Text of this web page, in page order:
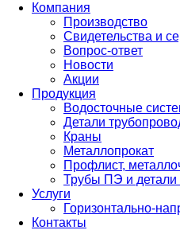
Компания
Производство
Свидетельства и
Вопрос-ответ
Новости
Акции
Продукция
Водосточные
Детали
Краны
Металлопрокат
Профлист,
Трубы ПЭ и детали
Услуги
Горизонтально-
Контакты